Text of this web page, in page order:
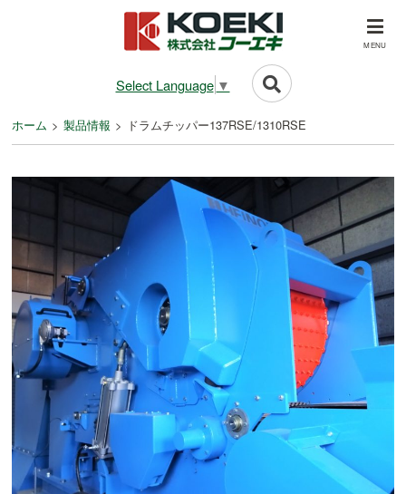
Select Language ▼
MENU
ホーム 製品情報 ドラムチッパー137RSE/1310RSE